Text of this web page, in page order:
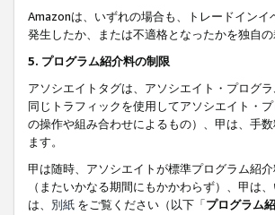
Amazonは、いずれの場合も、トレードイン
発生したか、または不適格となったかを独自の
5. プログラム紹介料の制限
アソシエイトタグは、アソシエイト・プログ
同じトラフィックを使用してアソシエイト・
の操作や組み合わせによるもの）、甲は、手
ます。
甲は随時、アソシエイトが標準プログラム紹
（またいかなる期間にもかかわらず）、甲は
は、 別紙 をご覧ください（以下「プログラム